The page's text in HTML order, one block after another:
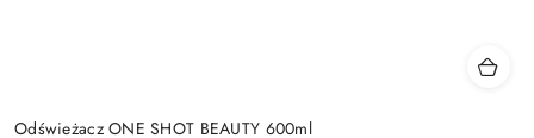
Odświeżacz ONE SHOT BEAUTY 600ml